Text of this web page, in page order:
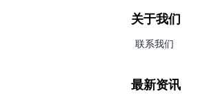
关于我们
联系我们
最新资讯